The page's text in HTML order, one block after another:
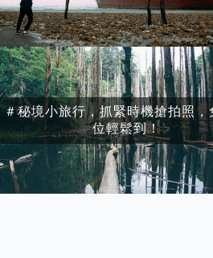
＃秘境小旅行，抓緊時機搶拍照，
位輕鬆到！